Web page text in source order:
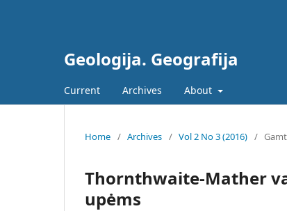
Geologija. Geografija
Current Archives About
Home / Archives / Vol 2 No 3 (2016) /
Thornthwaite-Mather
upėms